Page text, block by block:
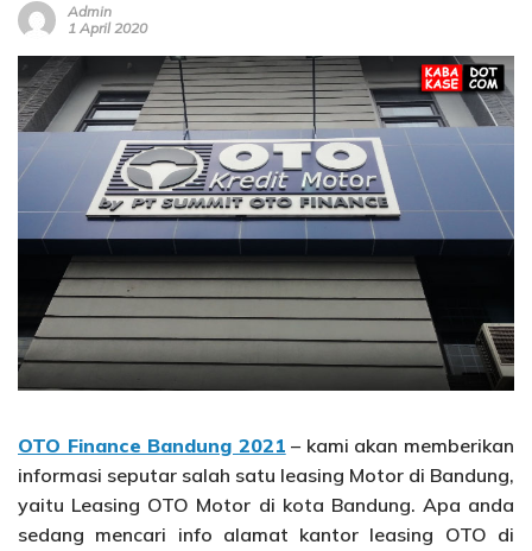
Admin
1 April 2020
OTO Finance Bandung 2021 – kami akan memberikan
informasi seputar salah satu leasing Motor di Bandung,
yaitu Leasing OTO Motor di kota Bandung. Apa anda
sedang mencari info alamat kantor leasing OTO di